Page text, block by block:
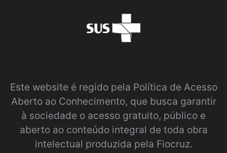
Este website é regido pela Política de Acesso
Aberto ao Conhecimento, que busca garantir
à sociedade o acesso gratuito, público e
aberto ao conteúdo integral de toda obra
intelectual produzida pela Fiocruz.